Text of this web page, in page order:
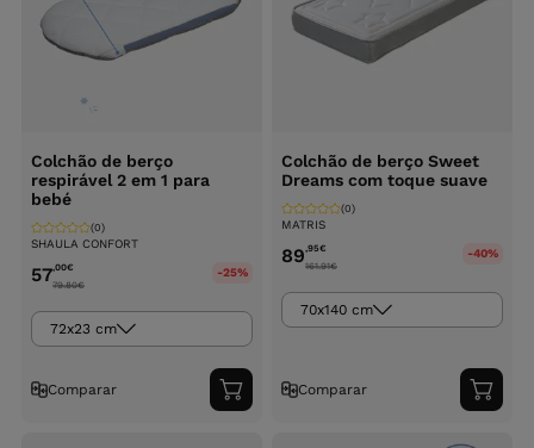
Colchão de berço
respirável 2 em 1 para
bebé
SHAULA CONFORT
(0)
57,00€
79.80€
-25%
72x23 cm
Comparar
Adicionar
ao
Colchão de berço Sweet
Dreams com toque suave
MATRIS
(0)
89,95€
161.91€
-40%
70x140 cm
Comparar
ao